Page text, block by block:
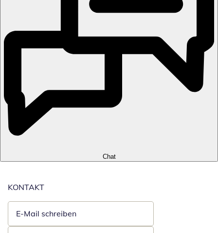
Chat
KONTAKT
E-Mail schreiben
Öffnet E-Mail-Client